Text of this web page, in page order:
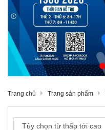
Trang chủ Trang sản phẩm